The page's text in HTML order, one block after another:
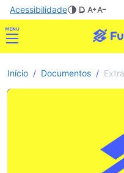
Acessibilidade
Início Documentos